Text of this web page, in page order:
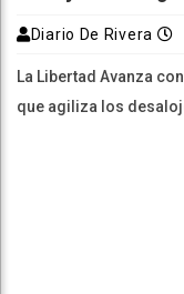
Diario De Rivera
La Libertad Avanza
que agiliza los